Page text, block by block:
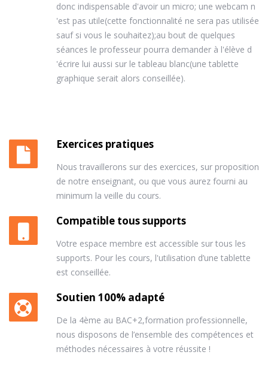
donc indispensable d'avoir un micro; une webcam n
'est pas utile(cette fonctionnalité ne sera pas utilisée
sauf si vous le souhaitez);au bout de quelques
séances le professeur pourra demander à l'élève d
'écrire lui aussi sur le tableau blanc(une tablette
graphique serait alors conseillée).
Exercices pratiques
Nous travaillerons sur des exercices, sur proposition
de notre enseignant, ou que vous aurez fourni au
minimum la veille du cours.
Compatible tous supports
Votre espace membre est accessible sur tous les
supports. Pour les cours, l'utilisation d’une tablette
est conseillée.
Soutien 100% adapté
De la 4ème au BAC+2,formation professionnelle,
nous disposons de l’ensemble des compétences et
méthodes nécessaires à votre réussite !